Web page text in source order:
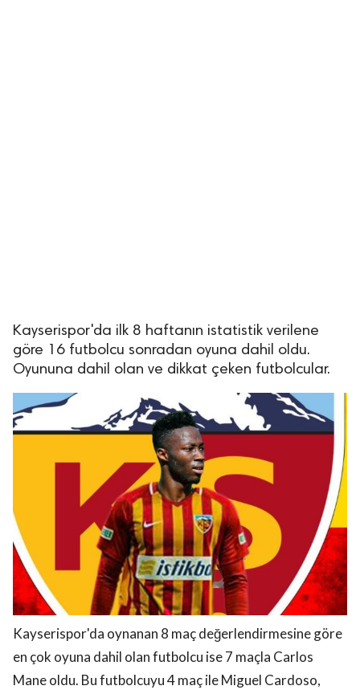
Kayserispor'da ilk 8 haftanın istatistik verilene
göre 16 futbolcu sonradan oyuna dahil oldu.
Oyununa dahil olan ve dikkat çeken futbolcular.
Kayserispor'da oynanan 8 maç değerlendirmesine göre
en çok oyuna dahil olan futbolcu ise 7 maçla Carlos
Mane oldu. Bu futbolcuyu 4 maç ile Miguel Cardoso,